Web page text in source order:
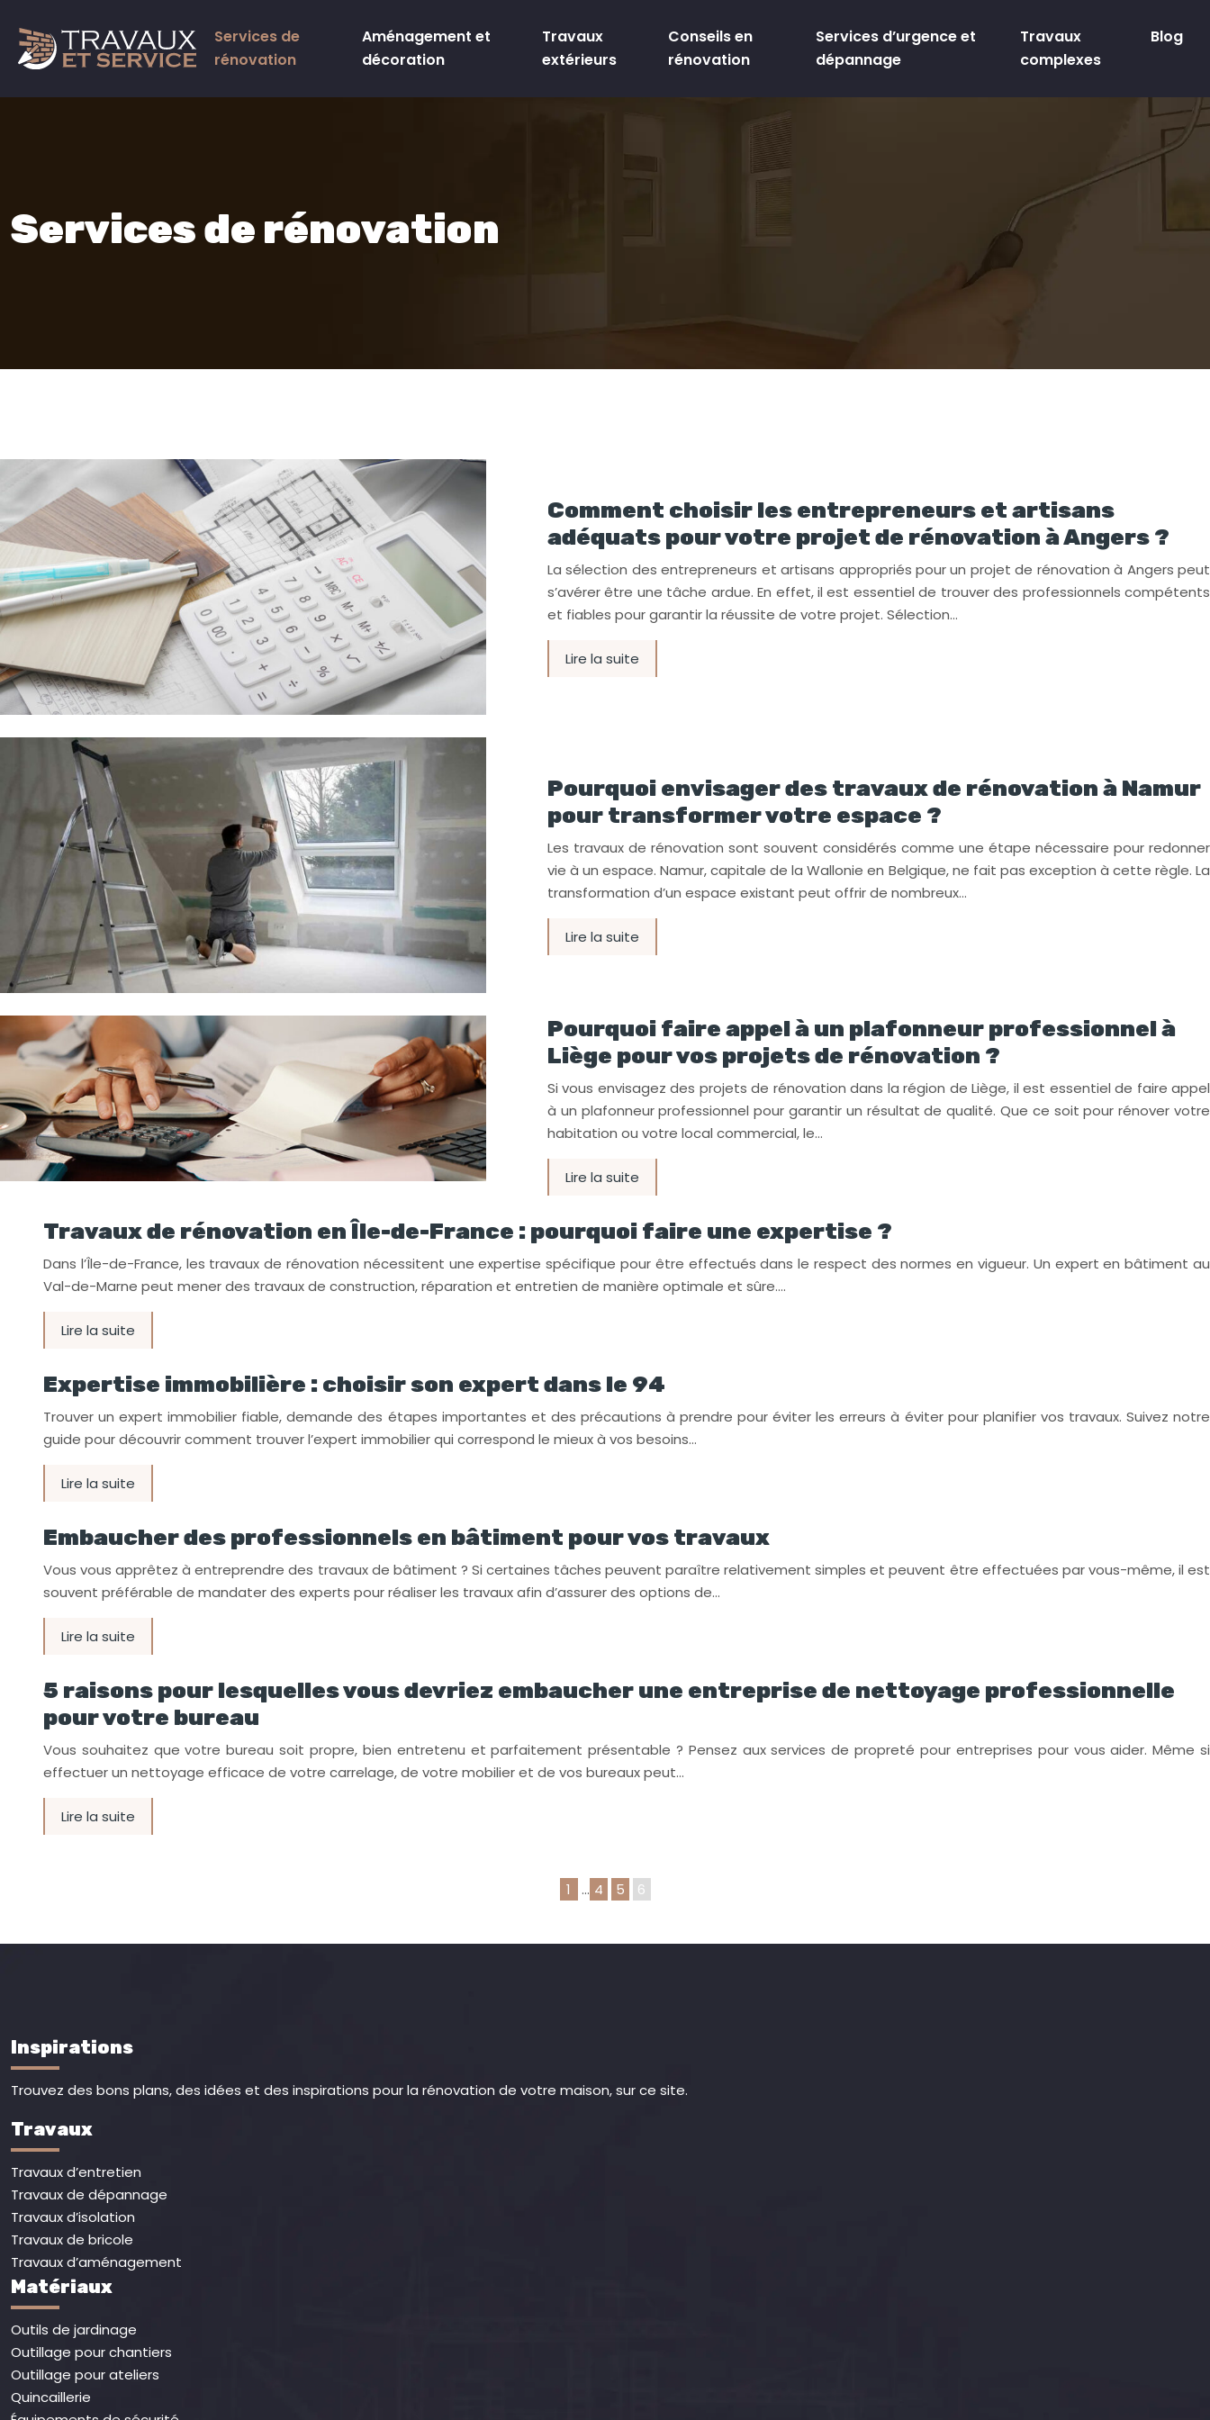
Services de
rénovation
Aménagement et
décoration
Travaux
extérieurs
Conseils en
rénovation
Services d’urgence et
dépannage
Travaux
complexes
Blog
Services de rénovation
Comment choisir les entrepreneurs et artisans
adéquats pour votre projet de rénovation à Angers ?
La sélection des entrepreneurs et artisans appropriés pour un projet de rénovation à Angers peut
s’avérer être une tâche ardue. En effet, il est essentiel de trouver des professionnels compétents
et fiables pour garantir la réussite de votre projet. Sélection…
Lire la suite
Pourquoi envisager des travaux de rénovation à Namur
pour transformer votre espace ?
Les travaux de rénovation sont souvent considérés comme une étape nécessaire pour redonner
vie à un espace. Namur, capitale de la Wallonie en Belgique, ne fait pas exception à cette règle. La
transformation d’un espace existant peut offrir de nombreux…
Lire la suite
Pourquoi faire appel à un plafonneur professionnel à
Liège pour vos projets de rénovation ?
Si vous envisagez des projets de rénovation dans la région de Liège, il est essentiel de faire appel
à un plafonneur professionnel pour garantir un résultat de qualité. Que ce soit pour rénover votre
habitation ou votre local commercial, le…
Lire la suite
Travaux de rénovation en Île-de-France : pourquoi faire une expertise ?
Dans l’Île-de-France, les travaux de rénovation nécessitent une expertise spécifique pour être effectués dans le respect des normes en vigueur. Un expert en bâtiment au
Val-de-Marne peut mener des travaux de construction, réparation et entretien de manière optimale et sûre….
Lire la suite
Expertise immobilière : choisir son expert dans le 94
Trouver un expert immobilier fiable, demande des étapes importantes et des précautions à prendre pour éviter les erreurs à éviter pour planifier vos travaux. Suivez notre
guide pour découvrir comment trouver l’expert immobilier qui correspond le mieux à vos besoins…
Lire la suite
Embaucher des professionnels en bâtiment pour vos travaux
Vous vous apprêtez à entreprendre des travaux de bâtiment ? Si certaines tâches peuvent paraître relativement simples et peuvent être effectuées par vous-même, il est
souvent préférable de mandater des experts pour réaliser les travaux afin d’assurer des options de…
Lire la suite
5 raisons pour lesquelles vous devriez embaucher une entreprise de nettoyage professionnelle
pour votre bureau
Vous souhaitez que votre bureau soit propre, bien entretenu et parfaitement présentable ? Pensez aux services de propreté pour entreprises pour vous aider. Même si
effectuer un nettoyage efficace de votre carrelage, de votre mobilier et de vos bureaux peut…
Lire la suite
1 … 4 5 6
Inspirations
Trouvez des bons plans, des idées et des inspirations pour la rénovation de votre maison, sur ce site.
Travaux
Travaux d’entretien
Travaux de dépannage
Travaux d’isolation
Travaux de bricole
Travaux d’aménagement
Matériaux
Outils de jardinage
Outillage pour chantiers
Outillage pour ateliers
Quincaillerie